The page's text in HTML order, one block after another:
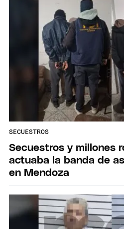
SECUESTROS
Secuestros y millones
actuaba la banda de
en Mendoza